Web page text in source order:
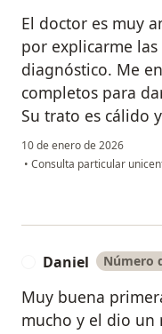
El doctor es muy
por explicarme
diagnóstico. Me
completos para
Su trato es cálido
10 de enero de 2026
• Consulta particular
Daniel Número
Muy buena
mucho y el dio un